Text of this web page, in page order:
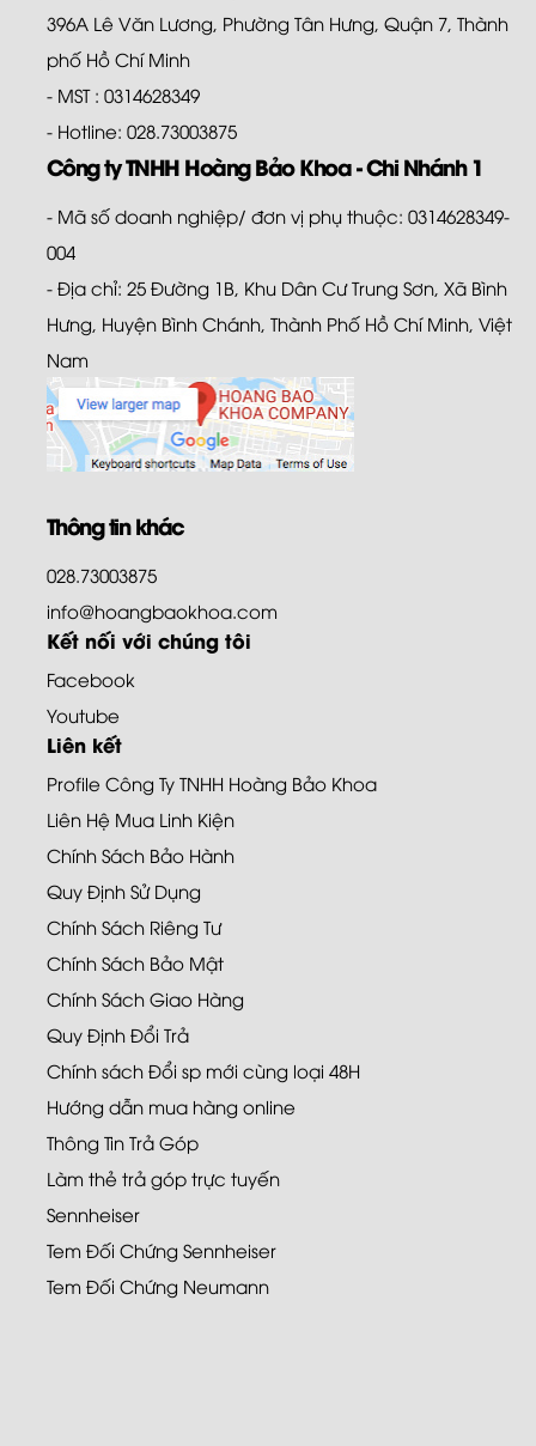
396A Lê Văn Lương, Phường Tân Hưng, Quận 7, Thành
phố Hồ Chí Minh
- MST : 0314628349
- Hotline: 028.73003875
Công ty TNHH Hoàng Bảo Khoa - Chi Nhánh 1
- Mã số doanh nghiệp/ đơn vị phụ thuộc: 0314628349-
004
- Địa chỉ: 25 Đường 1B, Khu Dân Cư Trung Sơn, Xã Bình
Hưng, Huyện Bình Chánh, Thành Phố Hồ Chí Minh, Việt
Nam
Thông tin khác
028.73003875
info@hoangbaokhoa.com
Kết nối với chúng tôi
Facebook
Youtube
Liên kết
Profile Công Ty TNHH Hoàng Bảo Khoa
Liên Hệ Mua Linh Kiện
Chính Sách Bảo Hành
Quy Định Sử Dụng
Chính Sách Riêng Tư
Chính Sách Bảo Mật
Chính Sách Giao Hàng
Quy Định Đổi Trả
Chính sách Đổi sp mới cùng loại 48H
Hướng dẫn mua hàng online
Thông Tin Trả Góp
Làm thẻ trả góp trực tuyến
Sennheiser
Tem Đối Chứng Sennheiser
Tem Đối Chứng Neumann